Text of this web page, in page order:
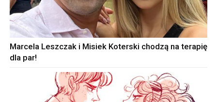
Marcela Leszczak i Misiek Koterski chodzą na terapię
dla par!